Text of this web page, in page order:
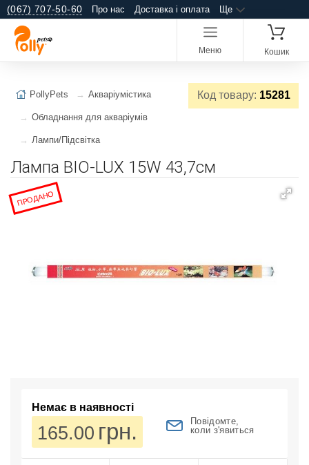
(067) 707-50-60 Про нас Доставка і оплата Ще
Меню Кошик
Код товару: 15281
PollyPets Акваріумістика
Обладнання для акваріумів
Лампи/Підсвітка
Лампа BIO-LUX 15W 43,7см
ПРОДАНО
Немає в наявності
165.00 грн.
Повідомте,
коли з'явиться